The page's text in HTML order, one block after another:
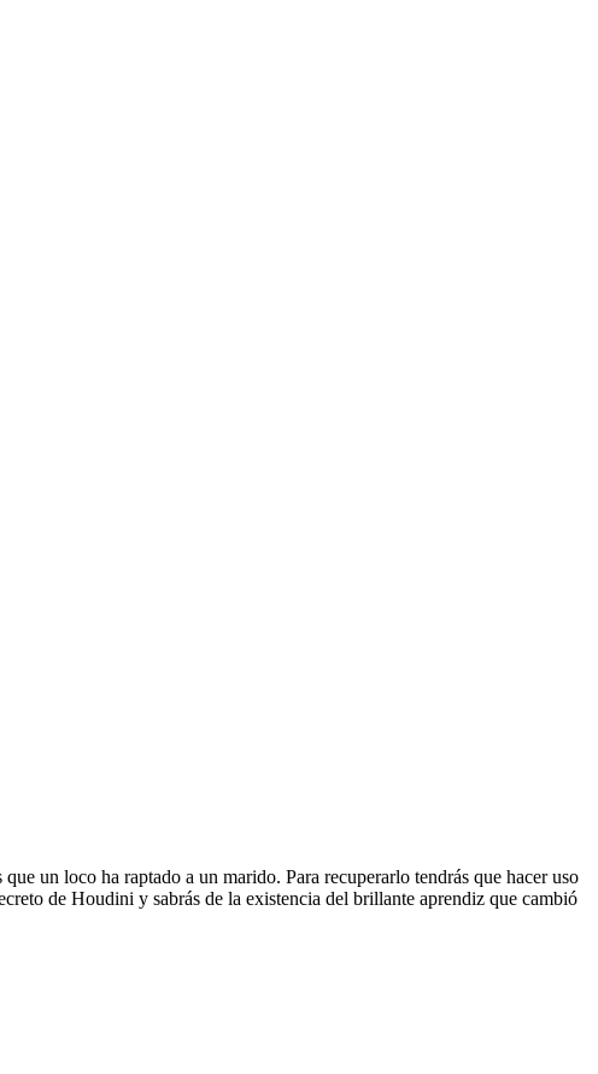
un loco ha raptado a un marido. Para recuperarlo tendrás que hacer uso
de Houdini y sabrás de la existencia del brillante aprendiz que cambió